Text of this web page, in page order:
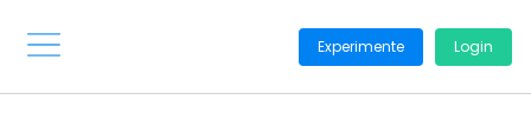
Experimente Login